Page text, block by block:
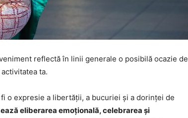
reflectă în linii generale o posibilă ocazie de
ta.
o expresie a libertății, a bucuriei și a dorinței de
eliberarea emoțională, celebrarea și